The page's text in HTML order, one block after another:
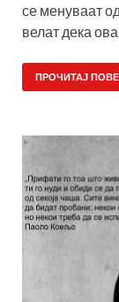
се менуваат
велат дека
ПРОЧИТАЈ